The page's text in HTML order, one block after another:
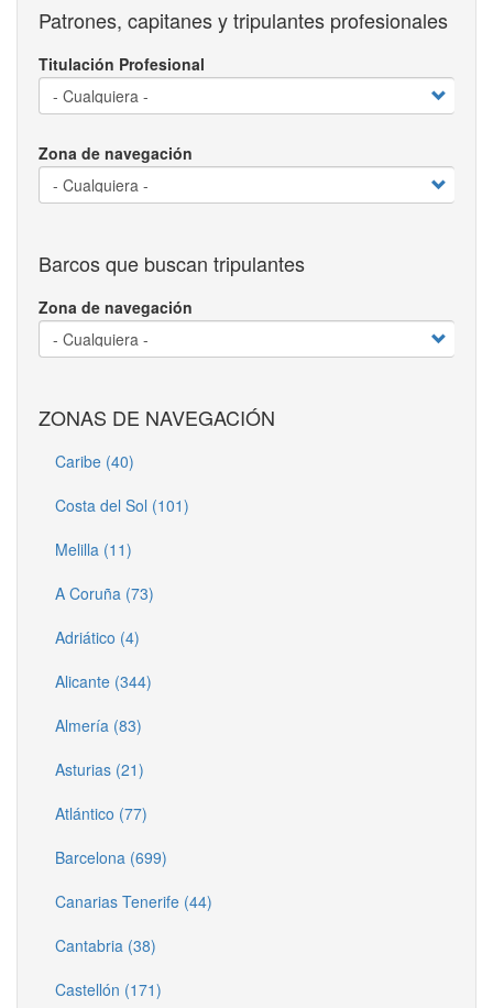
Patrones, capitanes y tripulantes profesionales
Titulación Profesional
Zona de navegación
Barcos que buscan tripulantes
Zona de navegación
ZONAS DE NAVEGACIÓN
Caribe (40)
Costa del Sol (101)
Melilla (11)
A Coruña (73)
Adriático (4)
Alicante (344)
Almería (83)
Asturias (21)
Atlántico (77)
Barcelona (699)
Canarias Tenerife (44)
Cantabria (38)
Castellón (171)